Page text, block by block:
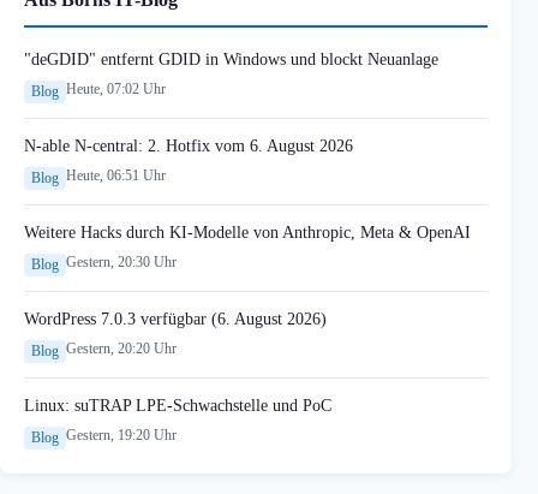
"deGDID" entfernt GDID in Windows und blockt Neuanlage
Blog Heute, 07:02 Uhr
N-able N-central: 2. Hotfix vom 6. August 2026
Blog Heute, 06:51 Uhr
Weitere Hacks durch KI-Modelle von Anthropic, Meta & OpenAI
Blog Gestern, 20:30 Uhr
WordPress 7.0.3 verfügbar (6. August 2026)
Blog Gestern, 20:20 Uhr
Linux: suTRAP LPE-Schwachstelle und PoC
Blog Gestern, 19:20 Uhr